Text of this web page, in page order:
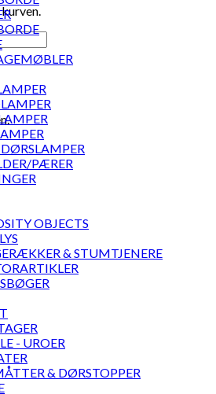
PÆRER
OBJECTS
& STUMTJENERE
- UROER
& DØRSTOPPER